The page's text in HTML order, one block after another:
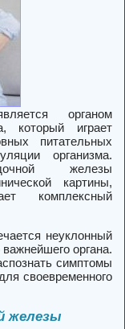
органом
который играет
питательных
организма.
железы
картины,
комплексный
неуклонный
органа.
симптомы
своевременного
железы